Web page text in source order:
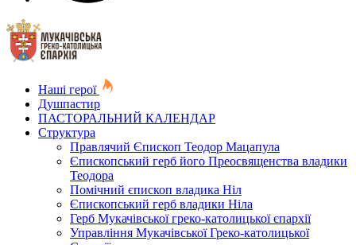
Наші герої
Душпастир
ПАСТОРАЛЬНИЙ КАЛЕНДАР
Структура
Правлячий Єпископ Теодор Мацапула
Єпископський герб його Преосвященства владики
Теодора
Помічний єпископ владика Ніл
Єпископський герб владики Ніла
Герб Мукачівської греко-католицької єпархії
Управління Мукачівської Греко-католицької